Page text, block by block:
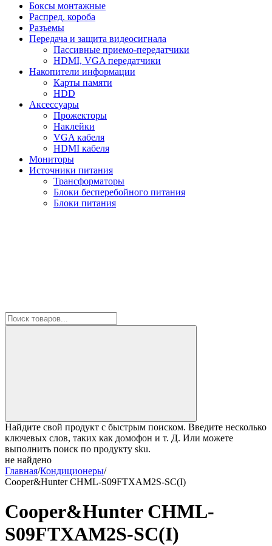
Боксы монтажные
Распред. короба
Разъемы
Передача и защита видеосигнала
Пассивные приемо-передатчики
HDMI, VGA передатчики
Накопители информации
Карты памяти
HDD
Аксессуары
Прожекторы
Наклейки
VGA кабеля
HDMI кабеля
Мониторы
Источники питания
Трансформаторы
Блоки бесперебойного питания
Блоки питания
Найдите свой продукт с быстрым поиском. Введите несколько
ключевых слов, таких как домофон и т. Д. Или можете
выполнить поиск по продукту sku.
не найдено
Главная/Кондиционеры/
Cooper&Hunter CHML-S09FTXAM2S-SC(I)
Cooper&Hunter CHML-
S09FTXAM2S-SC(I)